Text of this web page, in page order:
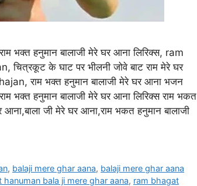
हनुमान बालाजी मेरे घर आना लिरिक्स, ram
के घाट पर भीलनी जोवे बाट राम मेरे घर
राम भक्त हनुमान बालाजी मेरे घर आना भजन
हनुमान बालाजी मेरे घर आना लिरिक्स राम भकत
जी मेरे घर आना,राम भकत हनुमान बालाजी
, balaji mere ghar aana, balaji mere ghar aana
hanuman bala ji mere ghar aana, ram bhagat